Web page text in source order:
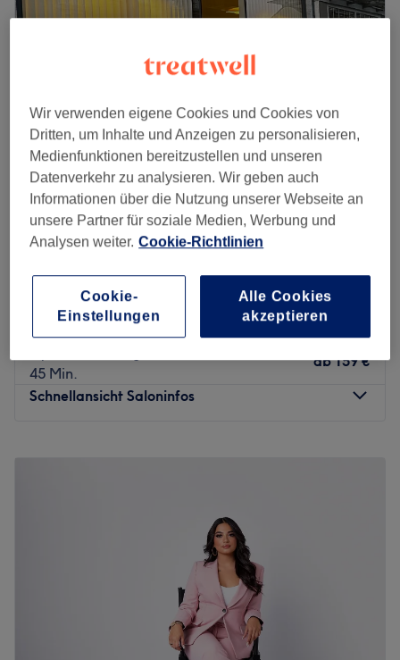
Beauty Concept by LLASHES
4,9
1478 Bewertungen
Aplerbeck, Dortmund
Auf Karte anzeigen
HydraFacial Platinum inkl. Lymphdrainage
& Lichttherapie
HydraFacial - Deluxe
1 Std.
ab
45 Min.
ab159 €
Schnellansicht Saloninfos
Bitte beachte, dass wir eine 24 Std. Stornierungsfrist
haben. Wird diese nicht eingehalten, müssen wir 100%
Wir verwenden eigene Cookies und Cookies von
Dritten, um Inhalte und Anzeigen zu personalisieren,
Medienfunktionen bereitzustellen und unseren
Datenverkehr zu analysieren. Wir geben auch
Informationen über die Nutzung unserer Webseite an
unsere Partner für soziale Medien, Werbung und
Analysen weiter. Cookie-Richtlinien
Cookie-
Einstellungen
Alle Cookies
akzeptieren